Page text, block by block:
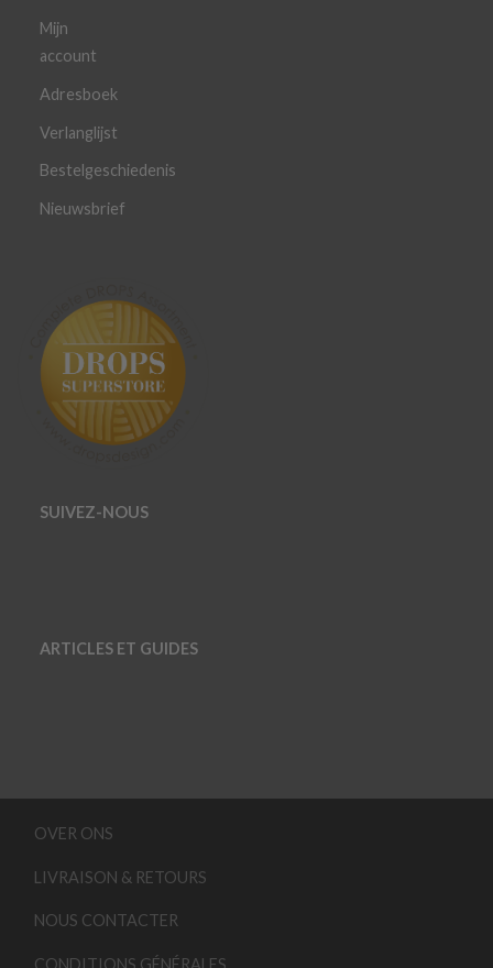
Mijn
account
Adresboek
Verlanglijst
Bestelgeschiedenis
Nieuwsbrief
SUIVEZ-NOUS
ARTICLES ET GUIDES
OVER ONS
LIVRAISON & RETOURS
NOUS CONTACTER
CONDITIONS GÉNÉRALES